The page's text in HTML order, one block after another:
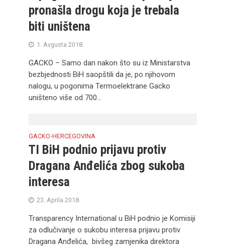
pronašla drogu koja je trebala
biti uništena
1. Avgusta 2018.
GACKO – Samo dan nakon što su iz Ministarstva
bezbjednosti BiH saopštili da je, po njihovom
nalogu, u pogonima Termoelektrane Gacko
uništeno više od 700...
GACKO•HERCEGOVINA
TI BiH podnio prijavu protiv
Dragana Anđelića zbog sukoba
interesa
23. Aprila 2018.
Transparency International u BiH podnio je Komisiji
za odlučivanje o sukobu interesa prijavu protiv
Dragana Anđelića, bivšeg zamjenika direktora